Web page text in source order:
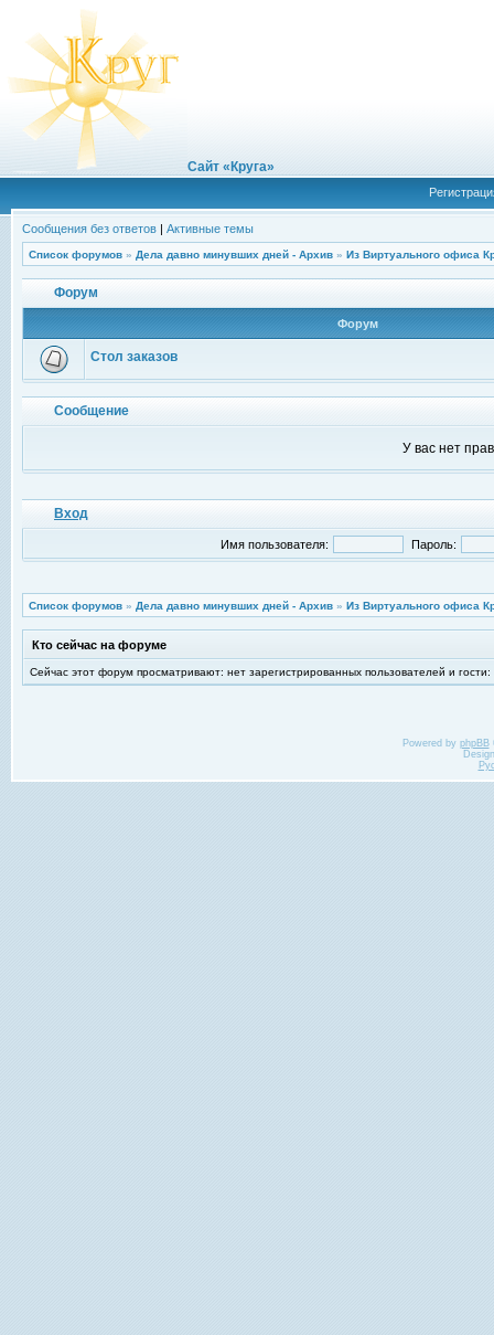
Сайт «Круга»
Сообщения без ответов | Активные темы
Список форумов » Дела давно минувших дней - Архив » Из Виртуального офиса
Форум
Форум
Стол заказов
Сообщение
У вас нет
Вход
Имя пользователя: Пароль:
Список форумов » Дела давно минувших дней - Архив » Из Виртуального офиса
Кто сейчас на форуме
Сейчас этот форум просматривают: нет зарегистрированных пользователей и гости:
Powered by phpBB